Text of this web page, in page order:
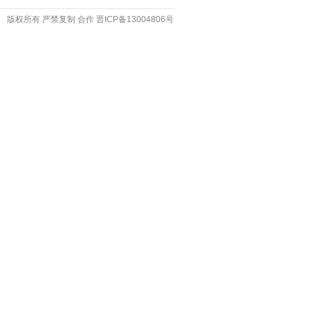
版权所有 严禁复制 合作 晋ICP备13004806号